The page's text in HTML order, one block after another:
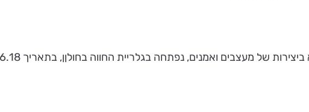
ואמנים, נפתחה בגלריית החווה בחולןן, בתאריך 23.6.18 ותוצג עד 25.8.2018.